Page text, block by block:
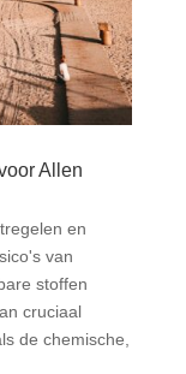
Allen
en
van
stoffen
cruciaal
de chemische,